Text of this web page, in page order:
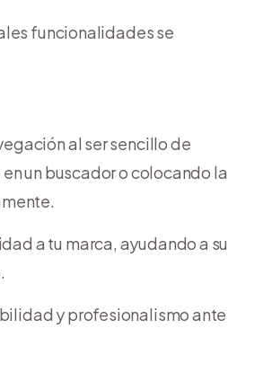
funcionalidades se
al ser sencillo de
un buscador o colocando la
a tu marca, ayudando a su
y profesionalismo ante